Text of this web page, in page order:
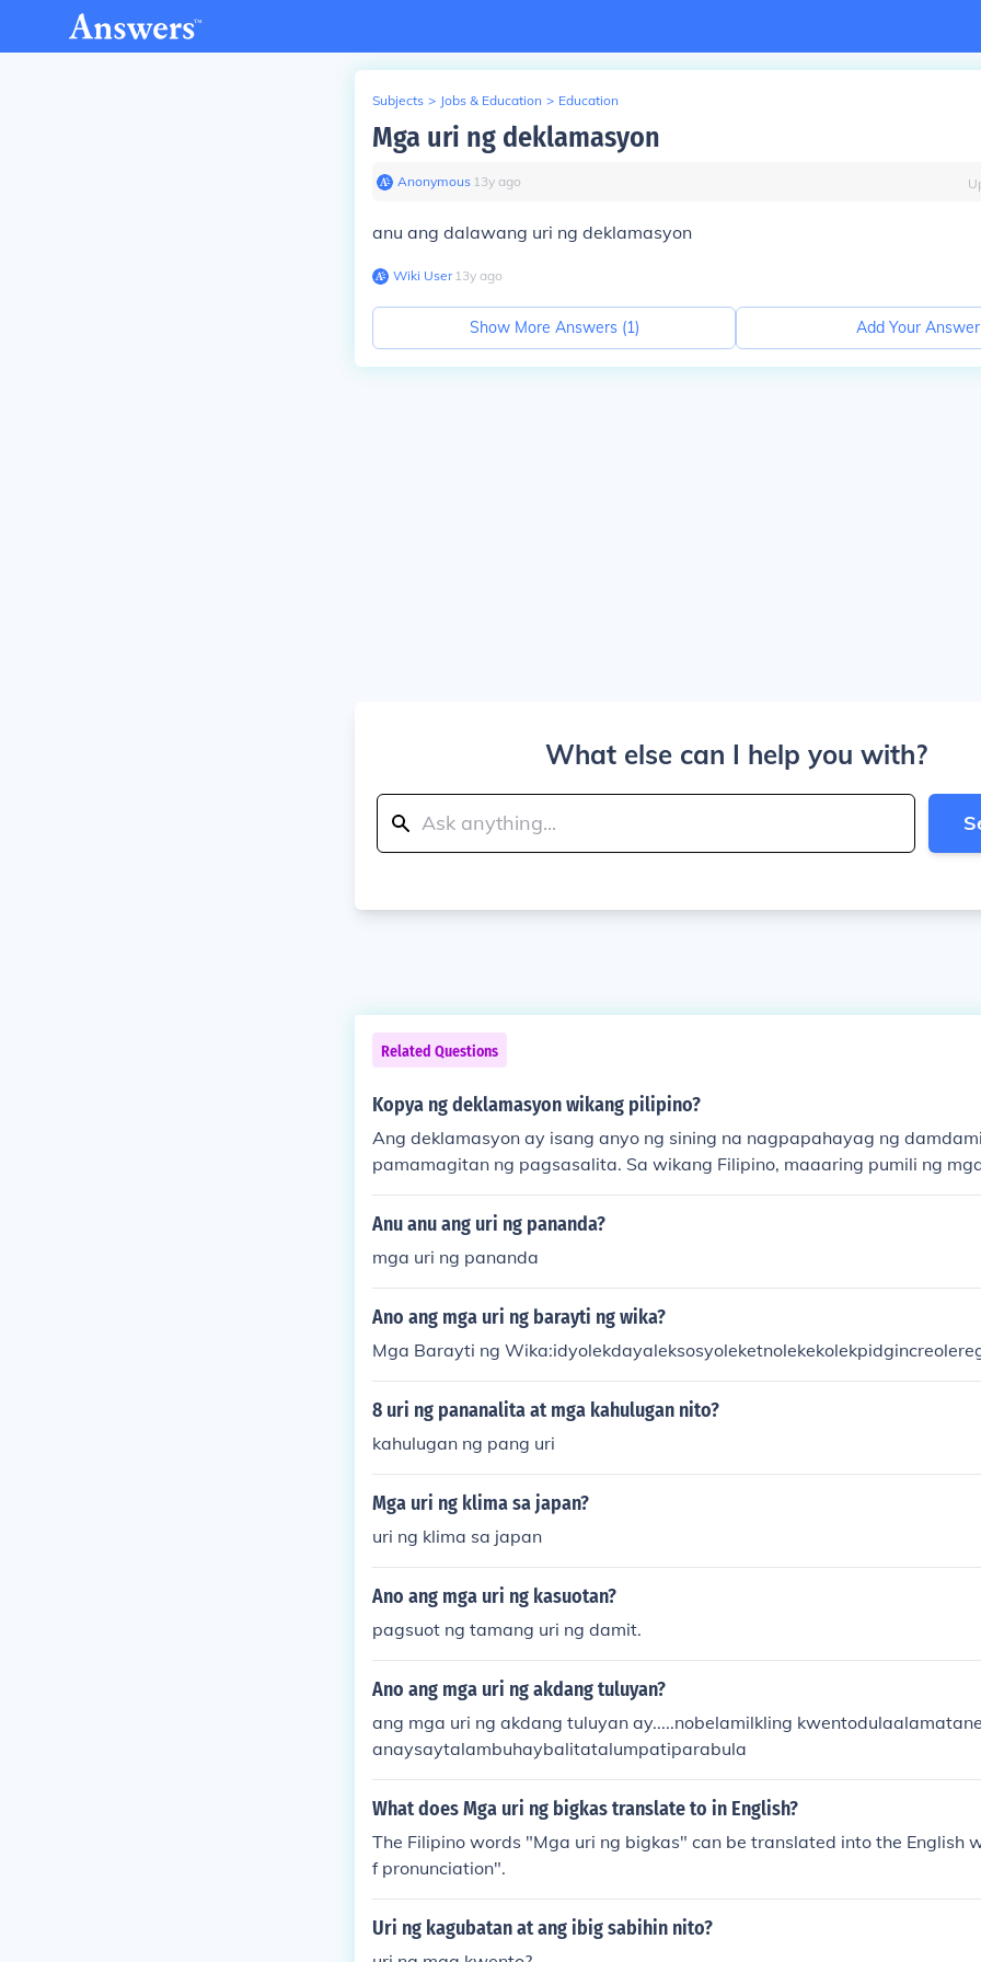
Subjects > Jobs & Education > Education
Mga uri ng deklamasyon
Anonymous∙ 13y ago
anu ang dalawang uri ng deklamasyon
Wiki User∙13y ago
Show More Answers (1) Add Your Answer
What else can I help you with?
Related Questions
Kopya ng deklamasyon wikang pilipino?
Ang deklamasyon ay isang anyo ng sining na nagpapahayag ng
pamamagitan ng pagsasalita. Sa wikang Filipino, maaaring pumili ng
ati na tumatalakay sa mga paksang mahalaga sa kultura at lipunan.
ga tula ni Jose Rizal o mga makabagong akda na naglalarawan sa
amasyon sa pagsasanay ng mga kasanayan sa komunikasyon at
Anu anu ang uri ng pananda?
mga uri ng pananda
Ano ang mga uri ng barayti ng wika?
Mga Barayti ng
8 uri ng pananalita at mga kahulugan nito?
kahulugan ng pang uri
Mga uri ng klima sa japan?
uri ng klima sa japan
Ano ang mga uri ng kasuotan?
pagsuot ng tamang uri ng damit.
Ano ang mga uri ng akdang tuluyan?
ang mga uri ng akdang tuluyan ay.....nobelamilkling
anaysaytalambuhaybalitatalumpatiparabula
What does Mga uri ng bigkas translate to in English?
The Filipino words "Mga uri ng bigkas" can be translated into the English
f pronunciation".
Uri ng kagubatan at ang ibig sabihin nito?